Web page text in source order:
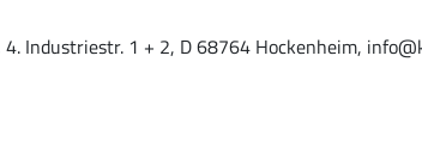
4. Industriestr. 1 + 2, D 68764 Hockenheim,